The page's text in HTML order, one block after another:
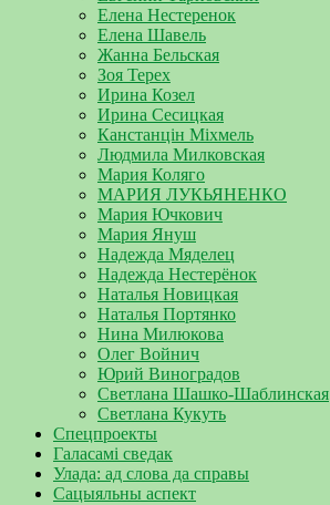
Елена Нестеренок
Елена Шавель
Жанна Бельская
Зоя Терех
Ирина Козел
Ирина Сесицкая
Канстанцін Міхмель
Людмила Милковская
Мария Коляго
МАРИЯ ЛУКЬЯНЕНКО
Мария Ючкович
Мария Януш
Надежда Мяделец
Надежда Нестерёнок
Наталья Новицкая
Наталья Портянко
Нина Милюкова
Олег Войнич
Юрий Виноградов
Светлана Шашко-Шаблинская
Светлана Кукуть
Спецпроекты
Галасамі сведак
Улада: ад слова да справы
Сацыяльны аспект